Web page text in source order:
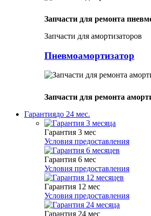
Запчасти для ремонта
Запчасти для амортизаторов
Пневмоамортизатор
Запчасти для ремонта
Гарантиядо 24 мес.
Гарантия 3 мес
Условия предоставления
Гарантия 6 мес
Условия предоставления
Гарантия 12 мес
Условия предоставления
Гарантия 24 мес